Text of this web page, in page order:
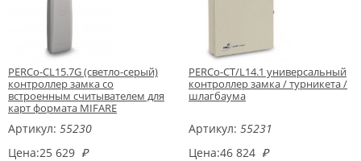
PERCo-CL15.7G (светло-серый)
контроллер замка со
встроенным считывателем для
карт формата MIFARE
Артикул: 55230
Цена:25 629 ₽
PERCo-CT/L14.1 универсальный
контроллер замка / турникета /
шлагбаума
Артикул: 55231
Цена:46 824 ₽